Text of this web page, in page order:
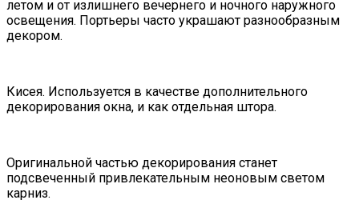
летом и от излишнего вечернего и ночного наружного
освещения. Портьеры часто украшают разнообразным
декором.
Кисея. Используется в качестве дополнительного
декорирования окна, и как отдельная штора.
Оригинальной частью декорирования станет
подсвеченный привлекательным неоновым светом
карниз.